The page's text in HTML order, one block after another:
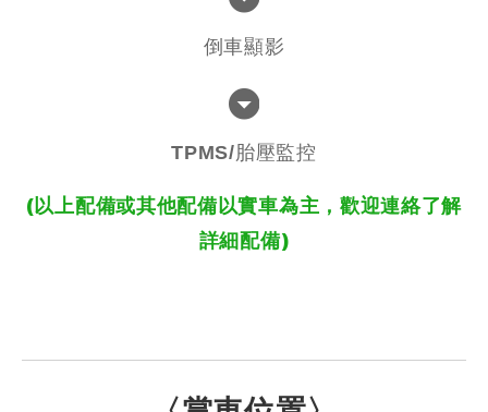
倒車顯影
TPMS/胎壓監控
(以上配備或其他配備以實車為主，歡迎連絡了解
詳細配備)